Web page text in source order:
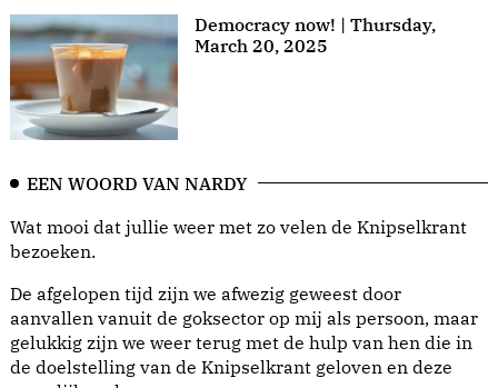
Democracy now! | Thursday,
March 20, 2025
EEN WOORD VAN NARDY
Wat mooi dat jullie weer met zo velen de Knipselkrant
bezoeken.
De afgelopen tijd zijn we afwezig geweest door
aanvallen vanuit de goksector op mij als persoon, maar
gelukkig zijn we weer terug met de hulp van hen die in
de doelstelling van de Knipselkrant geloven en deze